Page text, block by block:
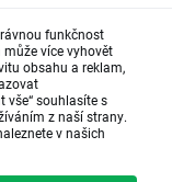
funkčnost
více vyhovět
obsahu a reklam,
vše“ souhlasíte s
z naší strany.
v našich